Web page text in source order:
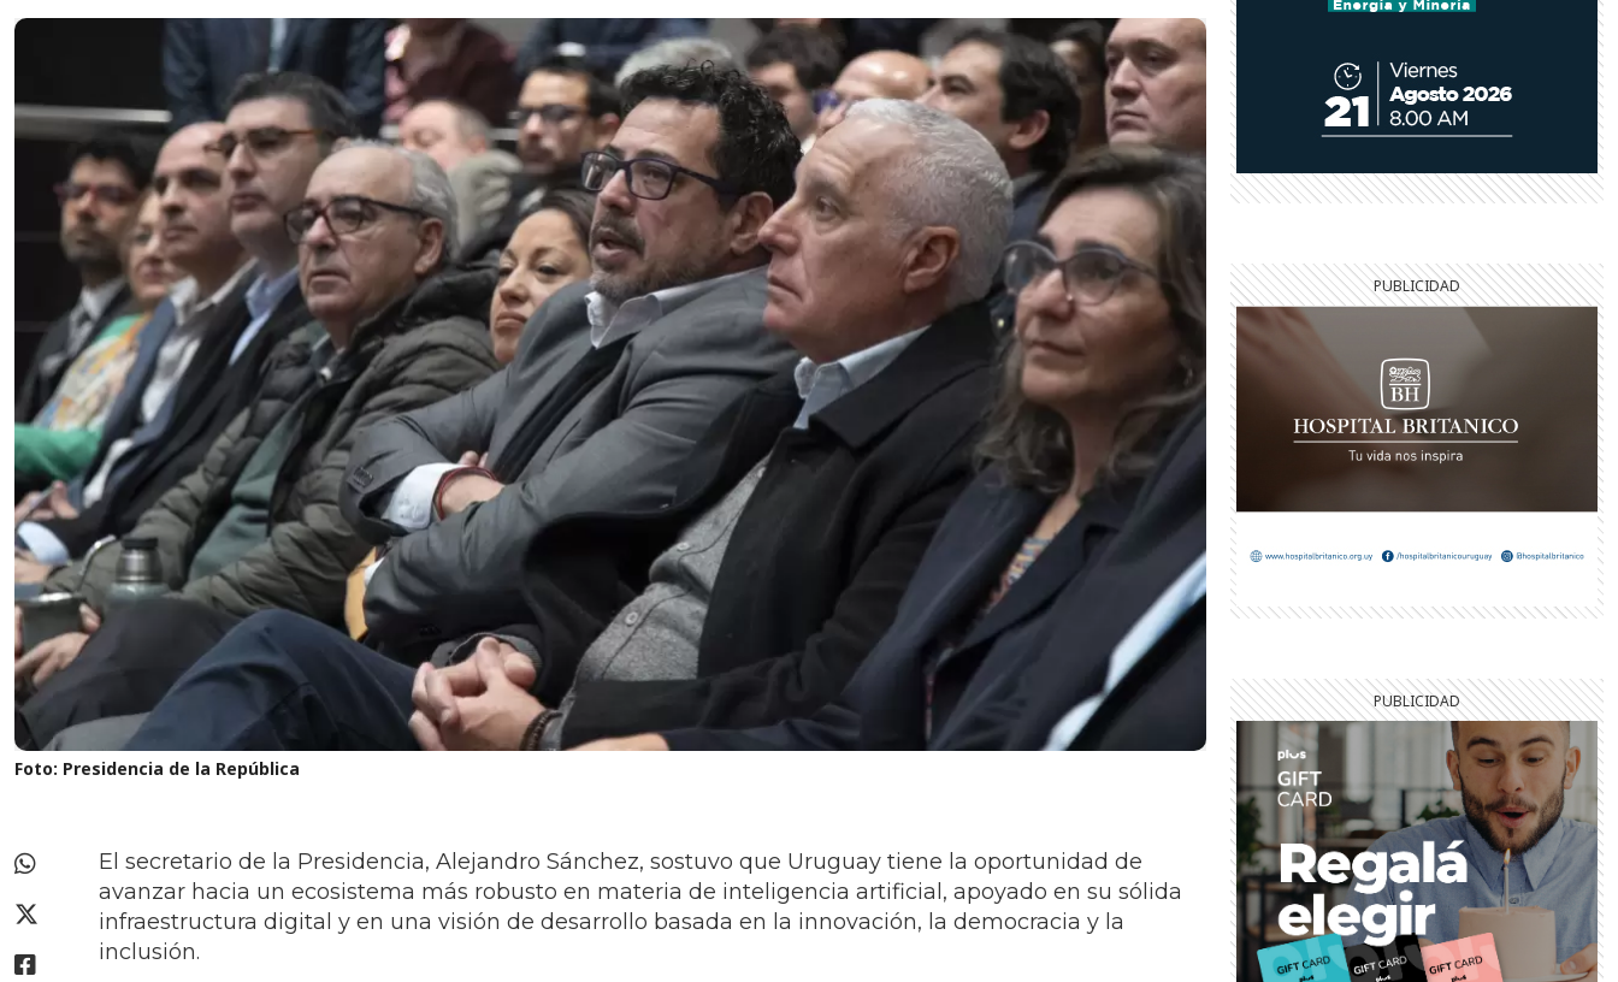
Foto: Presidencia de la República
El secretario de la Presidencia, Alejandro Sánchez, sostuvo que Uruguay tiene la oportunidad de
avanzar hacia un ecosistema más robusto en materia de inteligencia artificial, apoyado en su sólida
infraestructura digital y en una visión de desarrollo basada en la innovación, la democracia y la
inclusión.